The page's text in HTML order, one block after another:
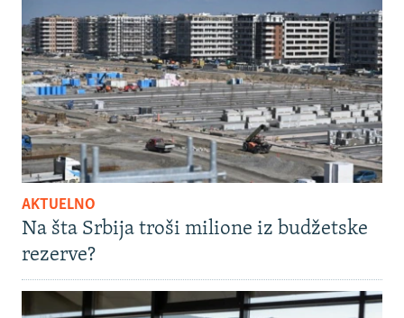
AKTUELNO
Na šta Srbija troši milione iz budžetske
rezerve?